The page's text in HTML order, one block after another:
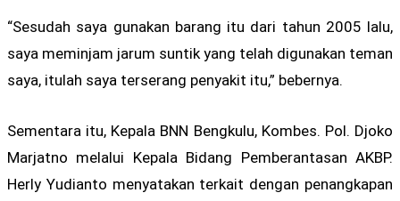
“Sesudah saya gunakan barang itu dari tahun 2005 lalu,
saya meminjam jarum suntik yang telah digunakan teman
saya, itulah saya terserang penyakit itu,” bebernya.
Sementara itu, Kepala BNN Bengkulu, Kombes. Pol. Djoko
Marjatno melalui Kepala Bidang Pemberantasan AKBP.
Herly Yudianto menyatakan terkait dengan penangkapan